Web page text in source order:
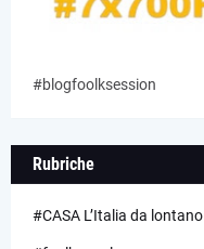
#blogfoolksession
Rubriche
#CASA L’Italia da lontano